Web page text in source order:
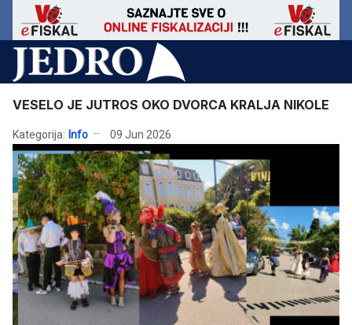
VESELO JE JUTROS OKO DVORCA KRALJA NIKOLE
Kategorija: Info 09 Jun 2026